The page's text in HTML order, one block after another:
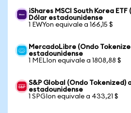
iShares MSCI South Korea
Dólar estadounidense
1 EWYon equivale a 166,15 $
MercadoLibre (Ondo
estadounidense
1 MELIon equivale a 1808,88 $
S&P Global (Ondo Tokenized)
estadounidense
1 SPGIon equivale a 433,21 $